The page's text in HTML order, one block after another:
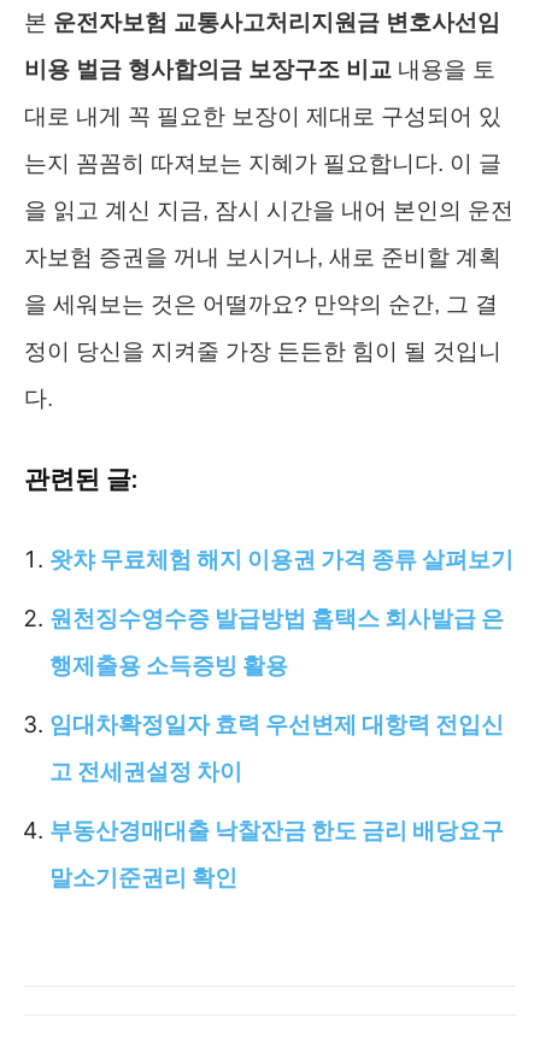
본 운전자보험 교통사고처리지원금 변호사선임
비용 벌금 형사합의금 보장구조 비교 내용을 토
대로 내게 꼭 필요한 보장이 제대로 구성되어 있
는지 꼼꼼히 따져보는 지혜가 필요합니다. 이 글
을 읽고 계신 지금, 잠시 시간을 내어 본인의 운전
자보험 증권을 꺼내 보시거나, 새로 준비할 계획
을 세워보는 것은 어떨까요? 만약의 순간, 그 결
정이 당신을 지켜줄 가장 든든한 힘이 될 것입니
다.
관련된 글:
왓챠 무료체험 해지 이용권 가격 종류 살펴보기
원천징수영수증 발급방법 홈택스 회사발급 은
행제출용 소득증빙 활용
임대차확정일자 효력 우선변제 대항력 전입신
고 전세권설정 차이
부동산경매대출 낙찰잔금 한도 금리 배당요구
말소기준권리 확인